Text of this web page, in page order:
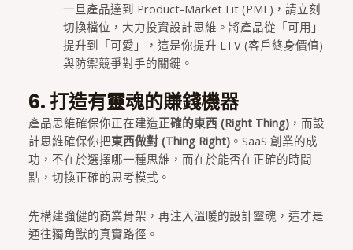
一旦產品達到 Product-Market Fit (PMF)，請立刻
切換檔位，大力投資設計思維。將產品從「可用」
提升到「可愛」，這是你提升 LTV (客戶終身價值)
與防禦競爭對手的關鍵。
6. 打造有靈魂的賺錢機器
產品思維確保你正在建造正確的東西 (Right Thing)，而設
計思維確保你把東西做對 (Thing Right)。SaaS 創業的成
功，不在於選擇哪一種思維，而在於能否在正確的時間
點，切換正確的思考模式。
先構建強健的商業骨架，再注入溫暖的設計靈魂，這才是
通往獨角獸的真實路徑。